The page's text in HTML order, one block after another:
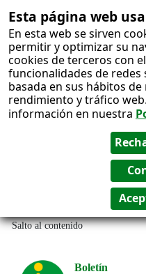
Esta página web
En esta web se sirven
permitir y optimizar su
cookies de terceros con
funcionalidades de
basada en sus hábitos
rendimiento y tráfico
información en nuestra
Salto al contenido
Boletín